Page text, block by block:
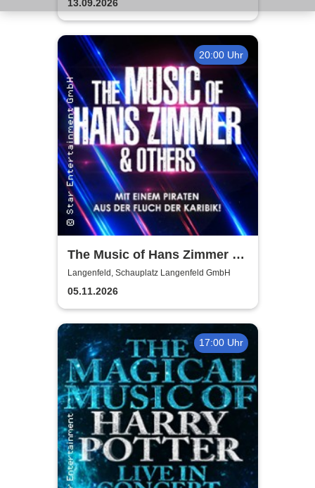
Klavierliteratur /
Meisterkonzert
13.09.2026
20:00 Uhr
The Music of Hans Zimmer &
Others - A Celebration of Film
Music
Langenfeld, Schauplatz Langenfeld GmbH
05.11.2026
17:00 Uhr